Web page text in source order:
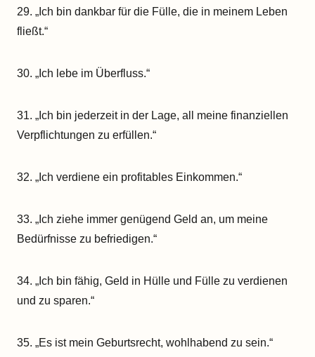
29. „Ich bin dankbar für die Fülle, die in meinem Leben
fließt.“
30. „Ich lebe im Überfluss.“
31. „Ich bin jederzeit in der Lage, all meine finanziellen
Verpflichtungen zu erfüllen.“
32. „Ich verdiene ein profitables Einkommen.“
33. „Ich ziehe immer genügend Geld an, um meine
Bedürfnisse zu befriedigen.“
34. „Ich bin fähig, Geld in Hülle und Fülle zu verdienen
und zu sparen.“
35. „Es ist mein Geburtsrecht, wohlhabend zu sein.“